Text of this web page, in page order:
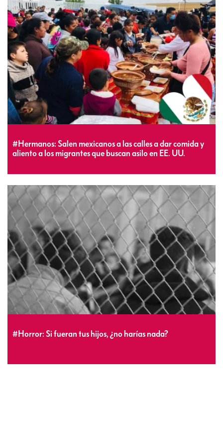
#Hermanos: Salen mexicanos a las calles a dar comida y
aliento a los migrantes que buscan asilo en EE. UU.
#Horror: Si fueran tus hijos, ¿no harías nada?